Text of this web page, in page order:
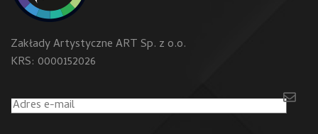
Zakłady Artystyczne ART Sp. z o.o.
KRS: 0000152026